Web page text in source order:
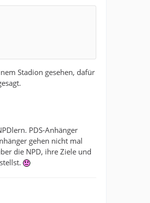
Stadion gesehen, dafür
PDS-Anhänger
gehen nicht mal
die NPD, ihre Ziele und